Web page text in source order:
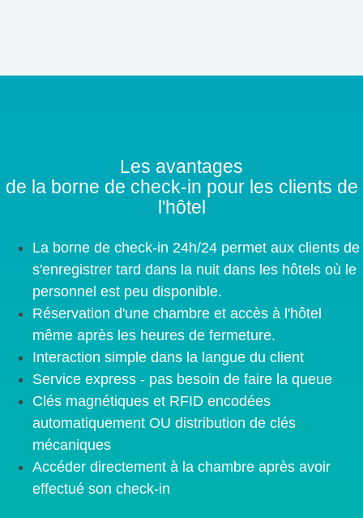
Les avantages
de la borne de check-in pour les clients de
l'hôtel
La borne de check-in 24h/24 permet aux clients de
s'enregistrer tard dans la nuit dans les hôtels où le
personnel est peu disponible.
Réservation d'une chambre et accès à l'hôtel
même après les heures de fermeture.
Interaction simple dans la langue du client
Service express - pas besoin de faire la queue
Clés magnétiques et RFID encodées
automatiquement OU distribution de clés
mécaniques
Accéder directement à la chambre après avoir
effectué son check-in